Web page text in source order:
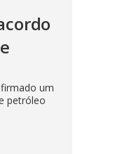
um
petróleo